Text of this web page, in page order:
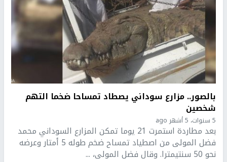
بالصور.. مزارع سوداني يصطاد تمساحا ضخما التهم
شخصين
5 سنوات، 5 أشهر ago
بعد مطاردة استمرت 21 يوما تمكن المزارع السوداني محمد
فضل المولى من اصطياد تمساح ضخم طوله 5 أمتار وعرضه
نحو 50 سنتيمترا. وقال فضل المولى، ...